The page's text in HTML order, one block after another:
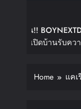
เคาะประตูเรียก
ดใส กับคอนเสิร์ต
Home แค